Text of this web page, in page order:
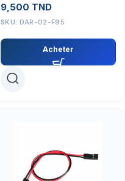
9,500 TND
SKU: DAR-02-F95
Acheter